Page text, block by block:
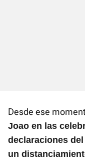
Desde ese
Joao en las
declaraciones
un